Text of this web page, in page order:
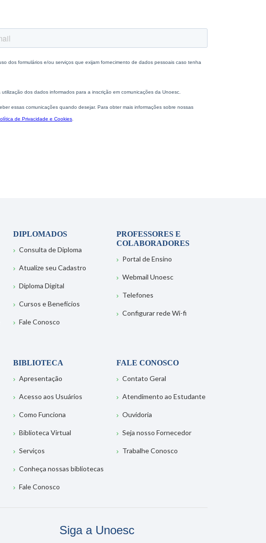
DIPLOMADOS
Consulta de Diploma
Atualize seu Cadastro
Diploma Digital
Cursos e Benefícios
Fale Conosco
PROFESSORES E
COLABORADORES
Portal de Ensino
Webmail Unoesc
Telefones
Configurar rede Wi-fi
BIBLIOTECA
Apresentação
Acesso aos Usuários
Como Funciona
Biblioteca Virtual
Serviços
Conheça nossas bibliotecas
Fale Conosco
FALE CONOSCO
Contato Geral
Atendimento ao Estudante
Ouvidoria
Seja nosso Fornecedor
Trabalhe Conosco
Siga a Unoesc